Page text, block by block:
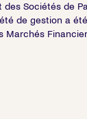
des Sociétés de
de gestion a
Marchés